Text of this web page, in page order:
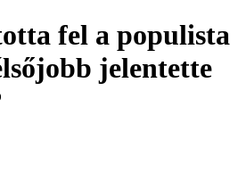
fel a populista
jelentette